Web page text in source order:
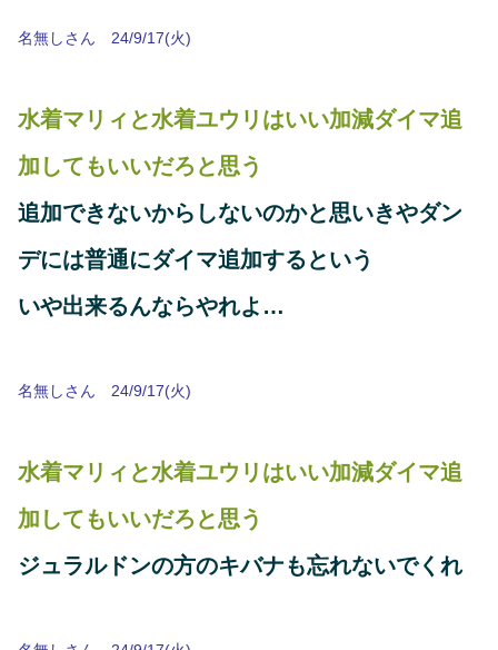
名無しさん 24/9/17(火)
水着マリィと水着ユウリはいい加減ダイマ追
加してもいいだろと思う
追加できないからしないのかと思いきやダン
デには普通にダイマ追加するという
いや出来るんならやれよ…
名無しさん 24/9/17(火)
水着マリィと水着ユウリはいい加減ダイマ追
加してもいいだろと思う
ジュラルドンの方のキバナも忘れないでくれ